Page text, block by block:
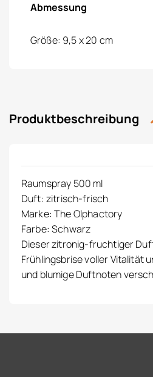
Abmessung
Größe: 9,5 x 20 cm
Produktbeschreibung
Raumspray 500 ml
Duft: zitrisch-frisch
Marke: The Olphactory
Farbe: Schwarz
Dieser zitronig-fruchtiger
Frühlingsbrise voller Vitalität
und blumige Duftnoten